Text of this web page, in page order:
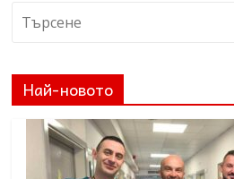
Най-новото